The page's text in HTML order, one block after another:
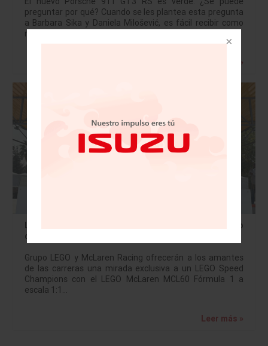
preguntar por qué? Cuando se les plantea esta pregunta
a Barbara Sika y Daniela Milošević, es fácil recibir como
respuesta…
Leer más »
LEGO McLaren MCL60 2023, presente en el Gran Premio
de México
Grupo LEGO y McLaren Racing ofrecerán a los amantes
de las carreras una mirada exclusiva a un LEGO Speed
Champions con el LEGO McLaren MCL60 Fórmula 1 a
escala 1:1…
Leer más »